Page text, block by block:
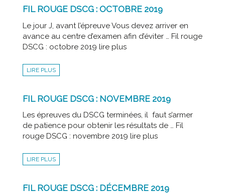
FIL ROUGE DSCG : OCTOBRE 2019
Le jour J, avant l’épreuve Vous devez arriver en
avance au centre d’examen afin d’éviter … Fil rouge
DSCG : octobre 2019 lire plus
LIRE PLUS
FIL ROUGE DSCG : NOVEMBRE 2019
Les épreuves du DSCG terminées, il faut s’armer
de patience pour obtenir les résultats de … Fil
rouge DSCG : novembre 2019 lire plus
LIRE PLUS
FIL ROUGE DSCG : DÉCEMBRE 2019